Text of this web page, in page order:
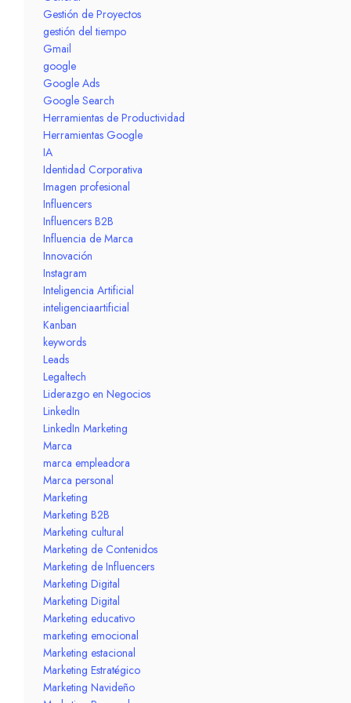
Gestión de Proyectos
gestión del tiempo
Gmail
google
Google Ads
Google Search
Herramientas de Productividad
Herramientas Google
IA
Identidad Corporativa
Imagen profesional
Influencers
Influencers B2B
Influencia de Marca
Innovación
Instagram
Inteligencia Artificial
inteligenciaartificial
Kanban
keywords
Leads
Legaltech
Liderazgo en Negocios
LinkedIn
LinkedIn Marketing
Marca
marca empleadora
Marca personal
Marketing
Marketing B2B
Marketing cultural
Marketing de Contenidos
Marketing de Influencers
Marketing Digital
Marketing Digital
Marketing educativo
marketing emocional
Marketing estacional
Marketing Estratégico
Marketing Navideño